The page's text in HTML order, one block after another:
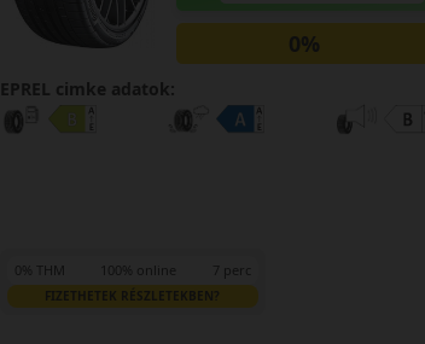
0%
EPREL cimke adatok:
0% THM 100% online 7 perc
FIZETHETEK RÉSZLETEKBEN?